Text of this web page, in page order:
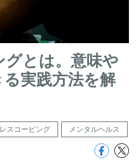
とは。意味や
実践方法を解
スコーピング メンタルヘルス